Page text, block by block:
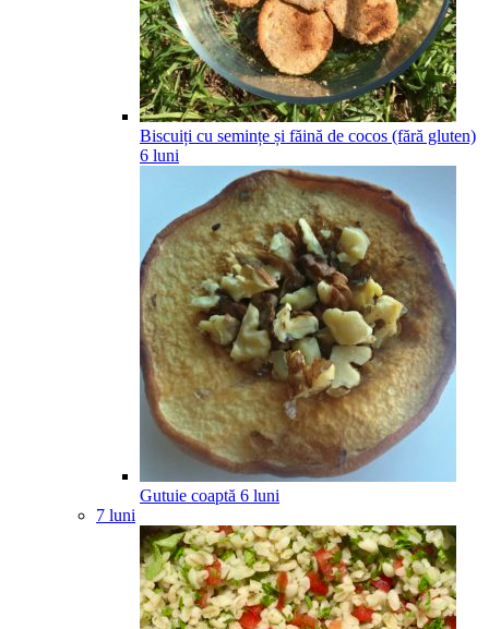
Biscuiți cu semințe și făină de cocos (fără gluten)
6 luni
Gutuie coaptă 6 luni
7 luni